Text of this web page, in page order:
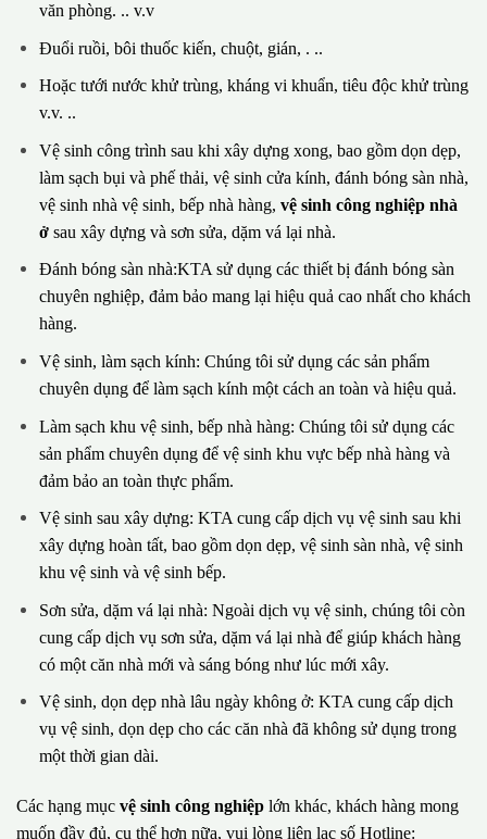
văn phòng. .. v.v
Đuổi ruồi, bôi thuốc kiến, chuột, gián, . ..
Hoặc tưới nước khử trùng, kháng vi khuẩn, tiêu độc khử trùng
v.v. ..
Vệ sinh công trình sau khi xây dựng xong, bao gồm dọn dẹp,
làm sạch bụi và phế thải, vệ sinh cửa kính, đánh bóng sàn nhà,
vệ sinh nhà vệ sinh, bếp nhà hàng, vệ sinh công nghiệp nhà
ởsau xây dựng và sơn sửa, dặm vá lại nhà.
Đánh bóng sàn nhà:KTA sử dụng các thiết bị đánh bóng sàn
chuyên nghiệp, đảm bảo mang lại hiệu quả cao nhất cho khách
hàng.
Vệ sinh, làm sạch kính: Chúng tôi sử dụng các sản phẩm
chuyên dụng để làm sạch kính một cách an toàn và hiệu quả.
Làm sạch khu vệ sinh, bếp nhà hàng: Chúng tôi sử dụng các
sản phẩm chuyên dụng để vệ sinh khu vực bếp nhà hàng và
đảm bảo an toàn thực phẩm.
Vệ sinh sau xây dựng: KTA cung cấp dịch vụ vệ sinh sau khi
xây dựng hoàn tất, bao gồm dọn dẹp, vệ sinh sàn nhà, vệ sinh
khu vệ sinh và vệ sinh bếp.
Sơn sửa, dặm vá lại nhà: Ngoài dịch vụ vệ sinh, chúng tôi còn
cung cấp dịch vụ sơn sửa, dặm vá lại nhà để giúp khách hàng
có một căn nhà mới và sáng bóng như lúc mới xây.
Vệ sinh, dọn dẹp nhà lâu ngày không ở: KTA cung cấp dịch
vụ vệ sinh, dọn dẹp cho các căn nhà đã không sử dụng trong
một thời gian dài.
Các hạng mục vệ sinh công nghiệp lớn khác, khách hàng mong
muốn đầy đủ, cụ thể hơn nữa, vui lòng liên lạc số Hotline: